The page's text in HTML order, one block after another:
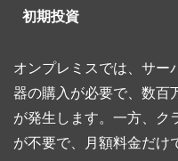
初期投資
オンプレミスでは、サー
器の購入が必要で、数百
が発生します。一方、ク
が不要で、月額料金だけ